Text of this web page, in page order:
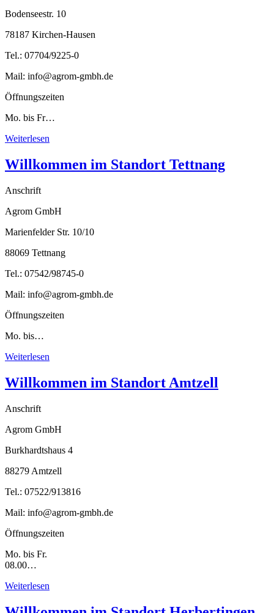
Bodenseestr. 10
78187 Kirchen-Hausen
Tel.: 07704/9225-0
Mail: info@agrom-gmbh.de
Öffnungszeiten
Mo. bis Fr…
Weiterlesen
Willkommen im Standort Tettnang
Anschrift
Agrom GmbH
Marienfelder Str. 10/10
88069 Tettnang
Tel.: 07542/98745-0
Mail: info@agrom-gmbh.de
Öffnungszeiten
Mo. bis…
Weiterlesen
Willkommen im Standort Amtzell
Anschrift
Agrom GmbH
Burkhardtshaus 4
88279 Amtzell
Tel.: 07522/913816
Mail: info@agrom-gmbh.de
Öffnungszeiten
Mo. bis Fr.
08.00…
Weiterlesen